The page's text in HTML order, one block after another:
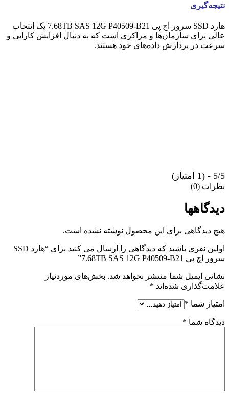
نتیجه‌گیری
هارد SSD سرور اچ پی 7.68TB SAS 12G P40509-B21 یک انتخاب
عالی برای سازمان‌ها و مراکزی است که به دنبال افزایش کارایی و
سرعت در پردازش داده‌های خود هستند.
5/5 - (1 امتیاز)
نظرات (0)
دیدگاهها
هیچ دیدگاهی برای این محصول نوشته نشده است.
اولین نفری باشید که دیدگاهی را ارسال می کنید برای “هارد SSD
سرور اچ پی 7.68TB SAS 12G P40509-B21”
نشانی ایمیل شما منتشر نخواهد شد. بخش‌های موردنیاز
علامت‌گذاری شده‌اند *
امتیاز شما *
دیدگاه شما *